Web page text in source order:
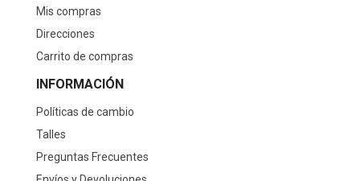
Mis compras
Direcciones
Carrito de compras
INFORMACIÓN
Políticas de cambio
Talles
Preguntas Frecuentes